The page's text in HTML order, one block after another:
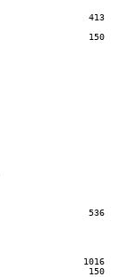
536
150